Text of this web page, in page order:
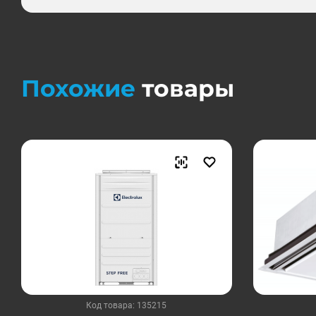
Похожие товары
Код товара: 135215